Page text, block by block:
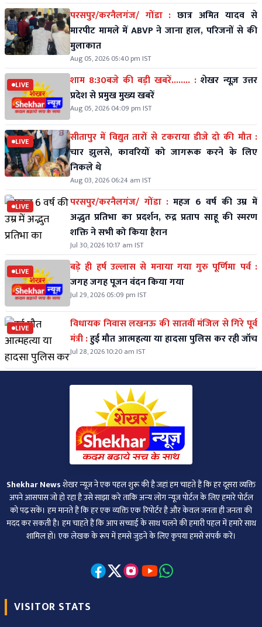
परसपुर/करनैलगंज/ गोंडा : छात्र अमित यादव से
मारपीट मामले में ABVP ने जाना हाल, परिजनों से की
मुलाकात
Aug 05, 2026 05:40 pm IST
LIVE शाम 8:30बजे की बड़ी खबरें........ : शेखर न्यूज़ उत्तर
प्रदेश से प्रमुख मुख्य खबरें
Aug 05, 2026 04:09 pm IST
LIVE
सीतापुर में विद्युत तारों से टकराया डीजे दो की मौत :
चार झुलसे, कावरियों को जागरूक करने के लिए
निकले थे
Aug 03, 2026 06:24 am IST
LIVE परसपुर/करनैलगंज/ गोंडा : महज 6 वर्ष की उम्र में
अद्भुत प्रतिभा का प्रदर्शन, रुद्र प्रताप साहू की स्मरण
शक्ति ने सभी को किया हैरान
Jul 30, 2026 10:17 am IST
LIVE
बड़े ही हर्ष उल्लास से मनाया गया गुरु पूर्णिमा पर्व :
जगह जगह पूजन वंदन किया गया
Jul 29, 2026 05:09 pm IST
LIVE
विधायक निवास लखनऊ की सातवीं मंजिल से गिरे पूर्व
मंत्री :हुई मौत आत्महत्या या हादसा पुलिस कर रही जॉच
Jul 28, 2026 10:20 am IST
Shekhar Newsशेखर न्‍यूज ने एक पहल शुरू की है जहां हम चाहते हैं कि हर दूसरा व्‍यक्ति
अपने आसपास जो हो रहा है उसे साझा करे ताकि अन्‍य लोग न्‍यूज पोर्टल के लिए हमारे पोर्टल
को पढ़ सकें। हम मानते हैं कि हर एक व्यक्ति एक रिपोर्टर है और केवल जनता ही जनता की
मदद कर सकती है। हम चाहते हैं कि आप सच्चाई के साथ चलने की हमारी पहल में हमारे साथ
शामिल हों। एक लेखक के रूप में हमसे जुड़ने के लिए कृपया हमसे संपर्क करें।
VISITOR STATS